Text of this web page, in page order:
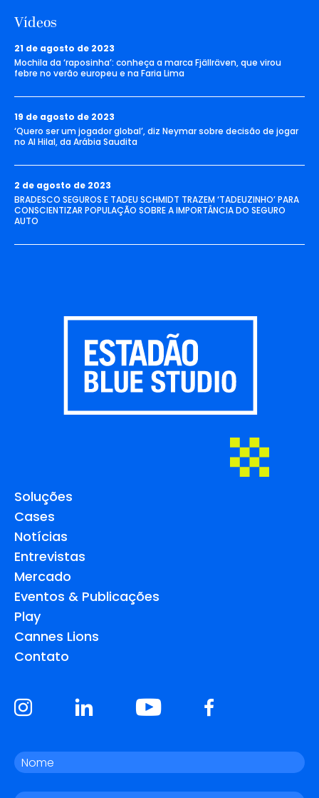
Vídeos
21 de agosto de 2023
Mochila da ‘raposinha’: conheça a marca Fjällräven, que virou
febre no verão europeu e na Faria Lima
19 de agosto de 2023
‘Quero ser um jogador global’, diz Neymar sobre decisão de jogar
no Al Hilal, da Arábia Saudita
2 de agosto de 2023
BRADESCO SEGUROS E TADEU SCHMIDT TRAZEM ‘TADEUZINHO’ PARA
CONSCIENTIZAR POPULAÇÃO SOBRE A IMPORTÂNCIA DO SEGURO
AUTO
Soluções
Cases
Notícias
Entrevistas
Mercado
Eventos & Publicações
Play
Cannes Lions
Contato